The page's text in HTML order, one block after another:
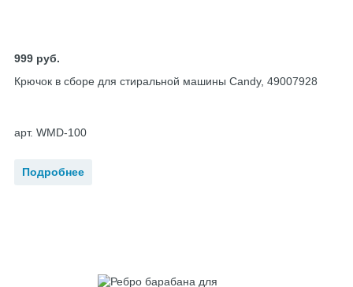
999 руб.
Крючок в сборе для стиральной машины Candy, 49007928
арт. WMD-100
Подробнее